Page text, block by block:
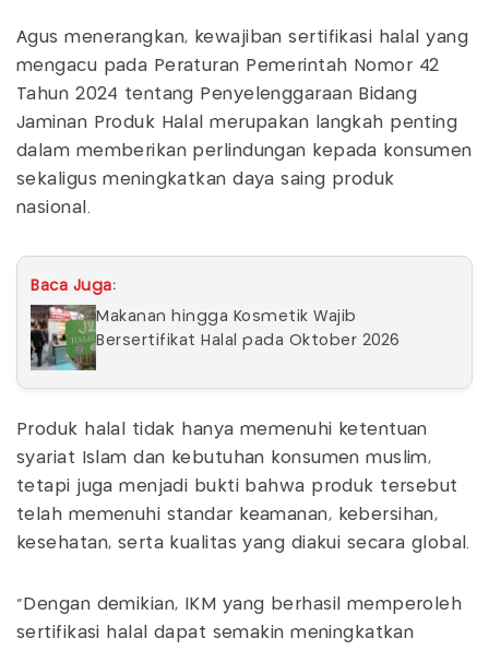
Agus menerangkan, kewajiban sertifikasi halal yang
mengacu pada Peraturan Pemerintah Nomor 42
Tahun 2024 tentang Penyelenggaraan Bidang
Jaminan Produk Halal merupakan langkah penting
dalam memberikan perlindungan kepada konsumen
sekaligus meningkatkan daya saing produk
nasional.
Baca Juga:
Makanan hingga Kosmetik Wajib
Bersertifikat Halal pada Oktober 2026
Produk halal tidak hanya memenuhi ketentuan
syariat Islam dan kebutuhan konsumen muslim,
tetapi juga menjadi bukti bahwa produk tersebut
telah memenuhi standar keamanan, kebersihan,
kesehatan, serta kualitas yang diakui secara global.
“Dengan demikian, IKM yang berhasil memperoleh
sertifikasi halal dapat semakin meningkatkan